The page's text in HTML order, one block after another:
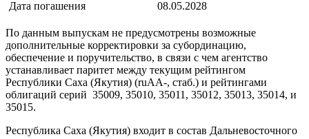
Дата погашения
08.05.2028
По данным выпускам не предусмотрены возможные
дополнительные корректировки за субординацию,
обеспечение и поручительство, в связи с чем агентство
устанавливает паритет между текущим рейтингом
Республики Саха (Якутия) (ruAA-, стаб.) и рейтингами
облигаций серий 35009, 35010, 35011, 35012, 35013, 35014, и
35015.
Республика Саха (Якутия) входит в состав Дальневосточного